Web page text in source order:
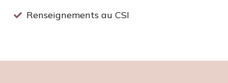
Renseignements au CSI